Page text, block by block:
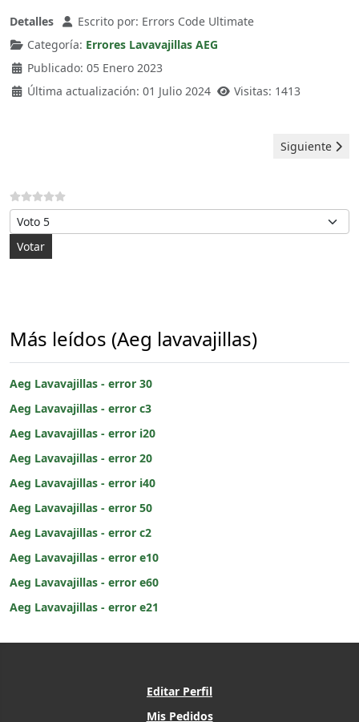
Detalles Escrito por: Errors Code Ultimate
Categoría: Errores Lavavajillas AEG
Publicado: 05 Enero 2023
Última actualización: 01 Julio 2024
Visitas: 1413
Artículo
Siguiente
Por favor, vote
Más leídos (Aeg lavavajillas)
Aeg Lavavajillas - error 30
Aeg Lavavajillas - error c3
Aeg Lavavajillas - error i20
Aeg Lavavajillas - error 20
Aeg Lavavajillas - error i40
Aeg Lavavajillas - error 50
Aeg Lavavajillas - error c2
Aeg Lavavajillas - error e10
Aeg Lavavajillas - error e60
Aeg Lavavajillas - error e21
Editar Perfil
Mis Pedidos